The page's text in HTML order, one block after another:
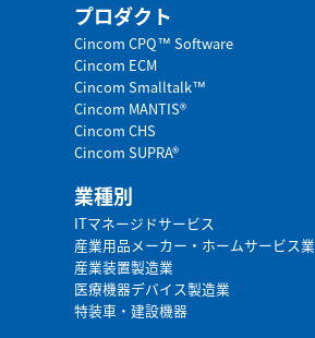
プロダクト
Cincom CPQ™ Software
Cincom ECM
Cincom Smalltalk™
Cincom MANTIS®
Cincom CHS
Cincom SUPRA®
業種別
ITマネージドサービス
産業用品メーカー・ホームサービス業
産業装置製造業
医療機器デバイス製造業
特装車・建設機器